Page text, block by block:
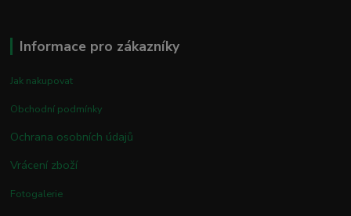
Informace pro zákazníky
Jak nakupovat
Obchodní podmínky
Ochrana osobních údajů
Vrácení zboží
Fotogalerie